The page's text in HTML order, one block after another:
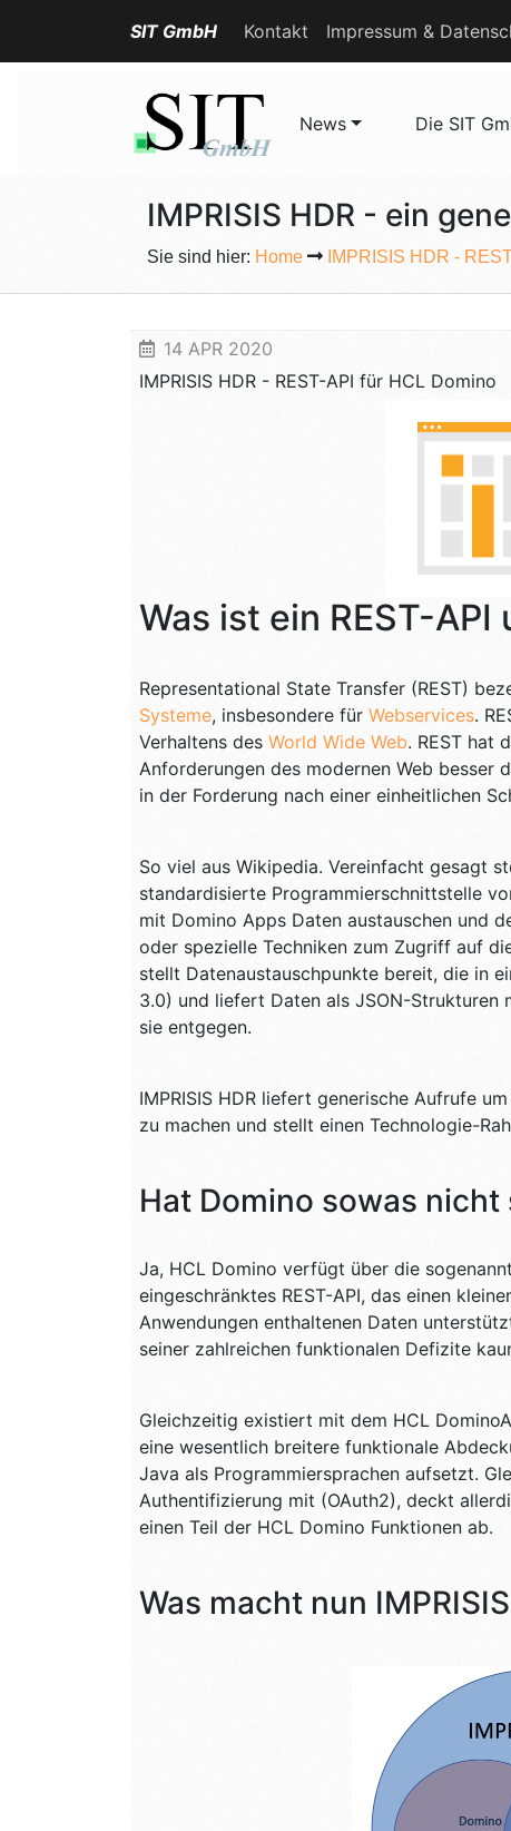
SIT GmbH Kontakt Impressum &
News Die SIT
IMPRISIS HDR - ein
Sie sind hier: Home IMPRISIS HDR -
14 APR 2020
IMPRISIS HDR - REST-API für HCL Domino
Was ist ein REST-
Representational State Transfer (REST)
Systeme, insbesondere für Webservices.
Verhaltens des World Wide Web. REST hat
Anforderungen des modernen Web besser
in der Forderung nach einer einheitlichen
So viel aus Wikipedia. Vereinfacht gesagt
standardisierte Programmierschnittstelle
mit Domino Apps Daten austauschen und
oder spezielle Techniken zum Zugriff auf
stellt Datenaustauschpunkte bereit, die in
3.0) und liefert Daten als JSON-Strukturen
sie entgegen.
IMPRISIS HDR liefert generische Aufrufe
zu machen und stellt einen Technologie-
Hat Domino sowas nicht
Ja, HCL Domino verfügt über die
eingeschränktes REST-API, das einen
Anwendungen enthaltenen Daten
seiner zahlreichen funktionalen Defizite
Gleichzeitig existiert mit dem HCL
eine wesentlich breitere funktionale
Java als Programmiersprachen aufsetzt.
Authentifizierung mit (OAuth2), deckt
einen Teil der HCL Domino Funktionen ab.
Was macht nun